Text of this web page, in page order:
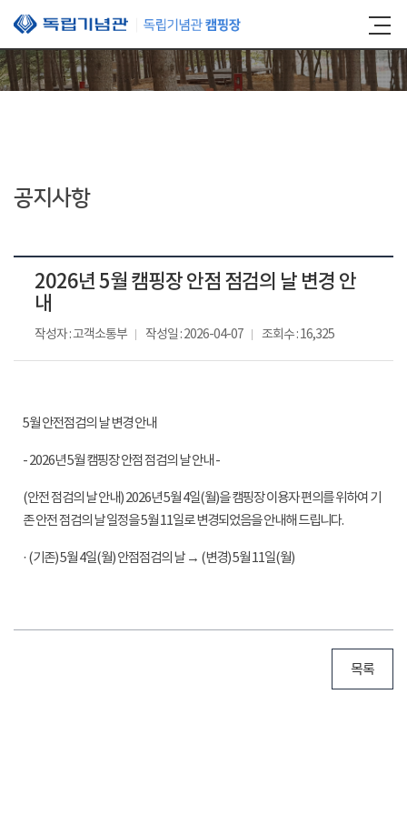
본문 바로가기
공지사항
2026년 5월 캠핑장 안점 점검의 날 변경 안
내
작성자 : 고객소통부 작성일 : 2026-04-07 조회수 : 16,325
5월 안전점검의 날 변경 안내
- 2026년 5월 캠핑장 안점 점검의 날 안내 -
(안전 점검의 날 안내) 2026년 5월 4일(월)을 캠핑장 이용자 편의를 위하여 기
존 안전 점검의 날 일정을 5월 11일로 변경되었음을 안내해 드립니다.
· (기존) 5월 4일(월) 안점점검의 날 → (변경) 5월 11일(월)
목록